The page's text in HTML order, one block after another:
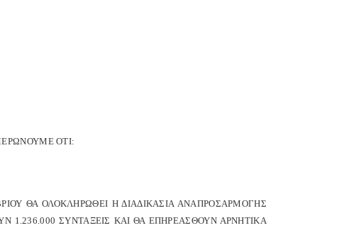
ΟΤΙ:
ΘΑ ΟΛΟΚΛΗΡΩΘΕΙ Η ΔΙΑΔΙΚΑΣΙΑ ΑΝΑΠΡΟΣΑΡΜΟΓΗΣ
ΣΥΝΤΑΞΕΙΣ ΚΑΙ ΘΑ ΕΠΗΡΕΑΣΘΟΥΝ ΑΡΝΗΤΙΚΑ